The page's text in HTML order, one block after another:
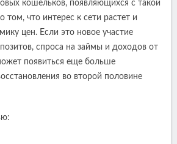
кошельков, появляющихся с такой
том, что интерес к сети растет и
цен. Если это новое участие
спроса на займы и доходов от
появиться еще больше
во второй половине